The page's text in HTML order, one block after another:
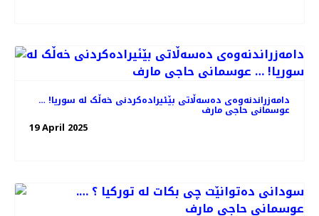
دامەزراندنەوەی دەسەڵاتی بێئیرادەکردنی خەڵک لە سوریا! …
عوسمانی حاجی مارف
19 April 2025